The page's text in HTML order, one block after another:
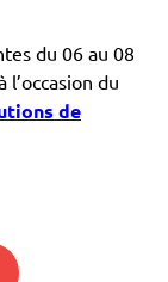
du 06 au 08
l’occasion du
de